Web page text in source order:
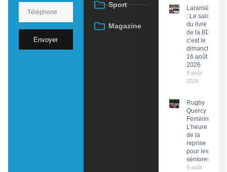
Envoyer
Sport
Magazine
Laramière
: Le salon
du livre et
de la BD,
c’est le
dimanche
16 août
2026
9 août
2026
Rugby
Quercy
Féminin :
L’heure
de la
reprise
pour les
séniores
9 août